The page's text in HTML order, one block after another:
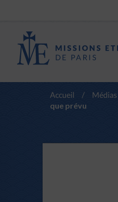
Accueil / Médias
que prévu